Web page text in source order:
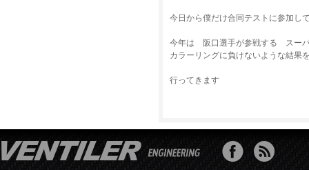
今日から僕だけ合同テストに参加
今年は 阪口選手が参戦する スー
カラーリングに負けないような結果
行ってきます